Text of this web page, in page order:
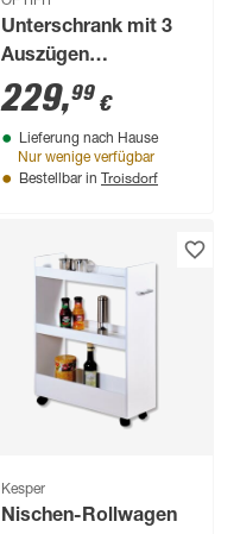
Unterschrank mit 3
Auszügen
'Optikomfort
Jonte984'
anthrazit/eichefarben
90 x 87 x 58,4 cm
229,99 €
Lieferung nach Hause
Nur wenige verfügbar
Bestellbar in Troisdorf
Kesper
Nischen-Rollwagen